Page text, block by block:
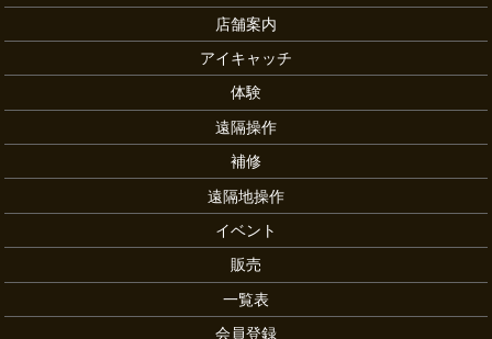
店舗案内
アイキャッチ
体験
遠隔操作
補修
遠隔地操作
イベント
販売
一覧表
会員登録